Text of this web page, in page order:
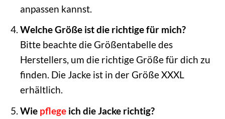
anpassen kannst.
Welche Größe ist die richtige für mich?
Bitte beachte die Größentabelle des
Herstellers, um die richtige Größe für dich zu
finden. Die Jacke ist in der Größe XXXL
erhältlich.
Wie pflegeich die Jacke richtig?